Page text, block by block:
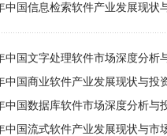
中国信息检索软件产业发展现状
中国文字处理软件市场深度分析
中国商业软件产业发展现状与投
中国数据库软件市场深度分析与
中国流式软件产业发展现状与市